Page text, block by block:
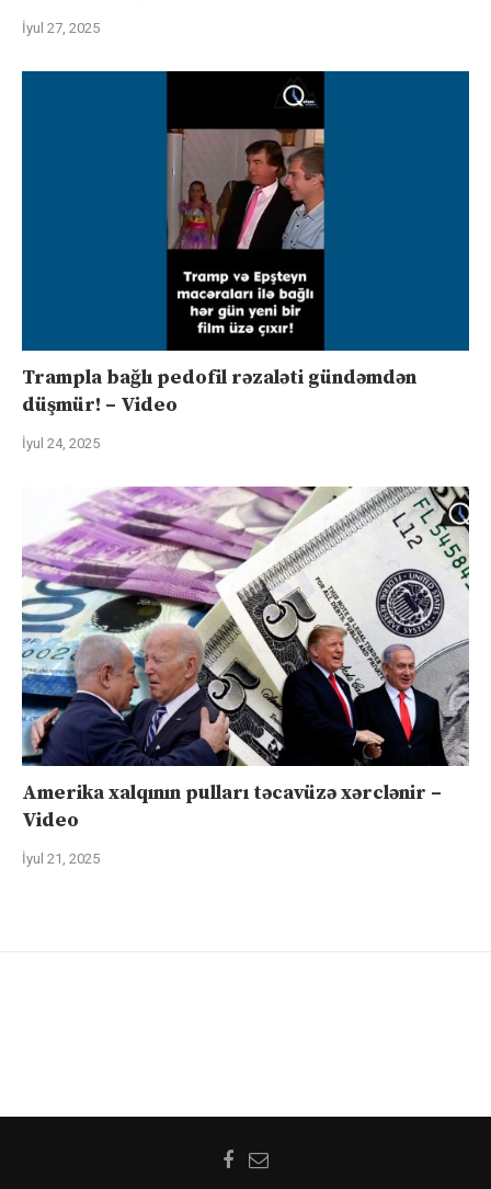
İyul 27, 2025
Trampla bağlı pedofil rəzaləti gündəmdən
düşmür! – Video
İyul 24, 2025
Amerika xalqının pulları təcavüzə xərclənir –
Video
İyul 21, 2025